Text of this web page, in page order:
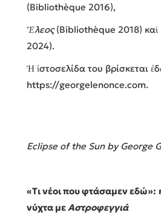
(Bibliothèque 2016),
Ἔλεος(Bibliothèque 2018) καὶ
2024).
Ἡ ἱστοσελίδα του βρίσκεται
https://georgelenonce.com.
Eclipse of the Sun by George
«Τι νέοι που φτάσαμεν εδώ»:
νύχτα μεΑστροφεγγιά